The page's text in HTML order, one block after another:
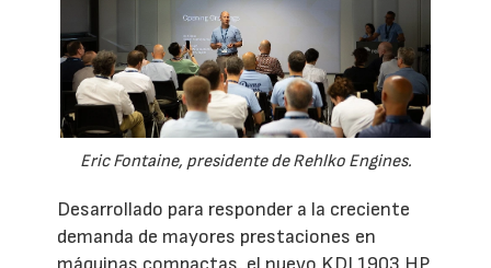
Eric Fontaine, presidente de Rehlko Engines.
Desarrollado para responder a la creciente
demanda de mayores prestaciones en